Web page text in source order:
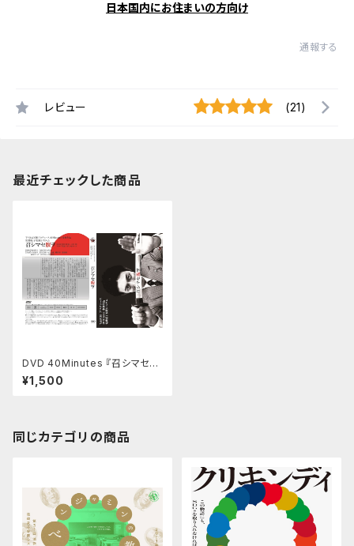
日本国内にお住まいの方向け
通報する
レビュー (21)
最近チェックした商品
DVD 40Minutes 『召シマセ腹
ヲ』
¥1,500
同じカテゴリの商品